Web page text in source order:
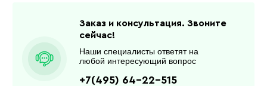
Заказ и консультация. Звоните
сейчас!
Наши специалисты ответят на
любой интересующий вопрос
+7(495) 64-22-515